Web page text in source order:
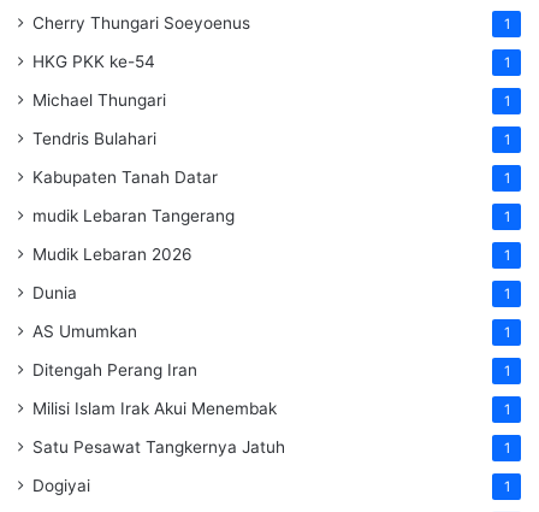
Cherry Thungari Soeyoenus 1
HKG PKK ke-54 1
Michael Thungari 1
Tendris Bulahari 1
Kabupaten Tanah Datar 1
mudik Lebaran Tangerang 1
Mudik Lebaran 2026 1
Dunia 1
AS Umumkan 1
Ditengah Perang Iran 1
Milisi Islam Irak Akui Menembak 1
Satu Pesawat Tangkernya Jatuh 1
Dogiyai 1